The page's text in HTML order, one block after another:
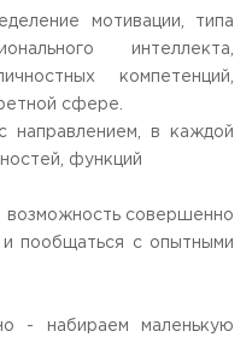
объединение в
мотивации, типа
интеллекта,
компетенций,
сфере.
направлением, в каждой
функций
возможность совершенно
пообщаться с опытными
- набираем маленькую